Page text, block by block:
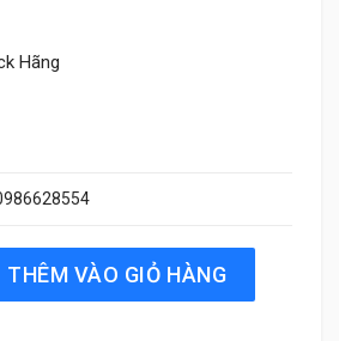
Hãng
0986628554 chính hãng quantity
THÊM VÀO GIỎ HÀNG